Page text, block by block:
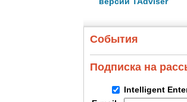
События
Подписка на
Intelligent